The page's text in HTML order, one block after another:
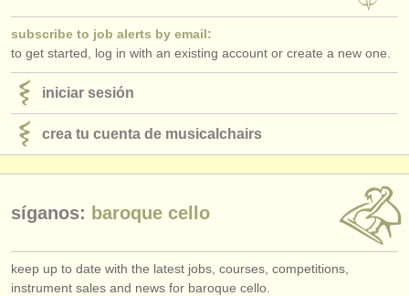
subscribe to job alerts by email:
to get started, log in with an existing account or create a new one.
iniciar sesión
crea tu cuenta de musicalchairs
síganos: baroque cello
keep up to date with the latest jobs, courses, competitions,
instrument sales and news for baroque cello.